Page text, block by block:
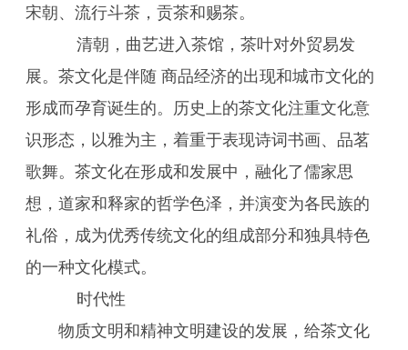
宋朝、流行斗茶，贡茶和赐茶。
清朝，曲艺进入茶馆，茶叶对外贸易发
展。茶文化是伴随 商品经济的出现和城市文化的
形成而孕育诞生的。历史上的茶文化注重文化意
识形态，以雅为主，着重于表现诗词书画、品茗
歌舞。茶文化在形成和发展中，融化了儒家思
想，道家和释家的哲学色泽，并演变为各民族的
礼俗，成为优秀传统文化的组成部分和独具特色
的一种文化模式。
时代性
物质文明和精神文明建设的发展，给茶文化